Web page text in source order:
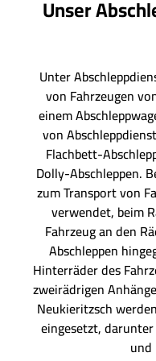
Unser
Unter
von Fahrzeugen
einem
von
Flachbett-
Dolly-Abschleppen.
zum Transport von
verwendet, beim
Fahrzeug an den
Abschleppen
Hinterräder des
zweirädrigen
Neukieritzsch
eingesetzt,
und